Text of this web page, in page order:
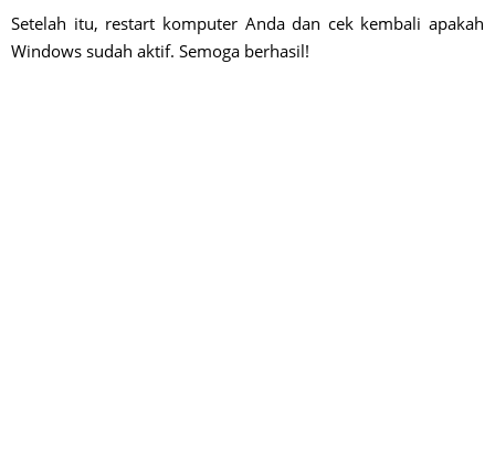
Setelah itu, restart komputer Anda dan cek kembali apakah
Windows sudah aktif. Semoga berhasil!